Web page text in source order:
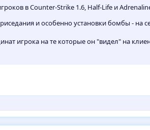
в Counter-Strike 1.6, Half-Life и
и особенно установки бомбы - на
игрока на те которые он "видел" на